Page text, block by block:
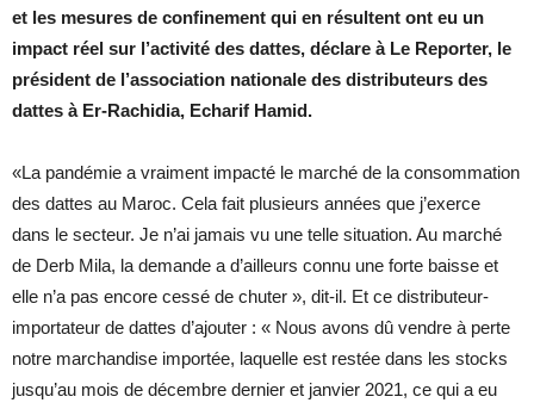
et les mesures de confinement qui en résultent ont eu un
impact réel sur l’activité des dattes, déclare à Le Reporter, le
président de l’association nationale des distributeurs des
dattes à Er-Rachidia, Echarif Hamid.
«La pandémie a vraiment impacté le marché de la consommation
des dattes au Maroc. Cela fait plusieurs années que j’exerce
dans le secteur. Je n’ai jamais vu une telle situation. Au marché
de Derb Mila, la demande a d’ailleurs connu une forte baisse et
elle n’a pas encore cessé de chuter », dit-il. Et ce distributeur-
importateur de dattes d’ajouter : « Nous avons dû vendre à perte
notre marchandise importée, laquelle est restée dans les stocks
jusqu’au mois de décembre dernier et janvier 2021, ce qui a eu